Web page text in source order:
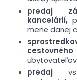
predaj
kancelárií,
mene danej
predaj